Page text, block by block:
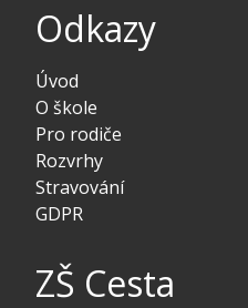
Odkazy
Úvod
O škole
Pro rodiče
Rozvrhy
Stravování
GDPR
ZŠ Cesta